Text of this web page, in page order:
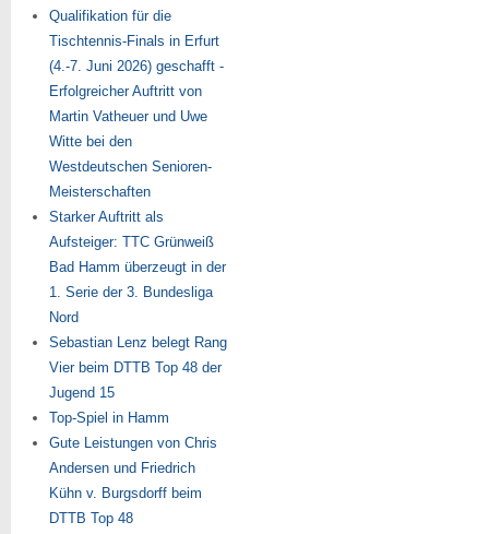
Qualifikation für die
Tischtennis-Finals in Erfurt
(4.-7. Juni 2026) geschafft -
Erfolgreicher Auftritt von
Martin Vatheuer und Uwe
Witte bei den
Westdeutschen Senioren-
Meisterschaften
Starker Auftritt als
Aufsteiger: TTC Grünweiß
Bad Hamm überzeugt in der
1. Serie der 3. Bundesliga
Nord
Sebastian Lenz belegt Rang
Vier beim DTTB Top 48 der
Jugend 15
Top-Spiel in Hamm
Gute Leistungen von Chris
Andersen und Friedrich
Kühn v. Burgsdorff beim
DTTB Top 48